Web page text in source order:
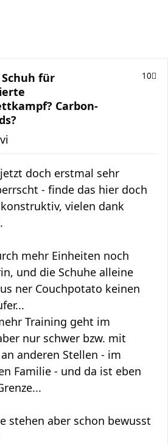
für
Carbon-
10
doch erstmal sehr
- finde das hier doch
vielen dank
mehr Einheiten noch
und die Schuhe alleine
ner Couchpotato keinen
Training geht im
nur schwer bzw. mit
anderen Stellen - im
Familie - und da ist eben
stehen aber schon bewusst